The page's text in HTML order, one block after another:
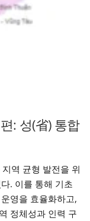
: 성(省) 통합
역 균형 발전을 위
. 이를 통해 기초
영을 효율화하고,
정체성과 인력 구